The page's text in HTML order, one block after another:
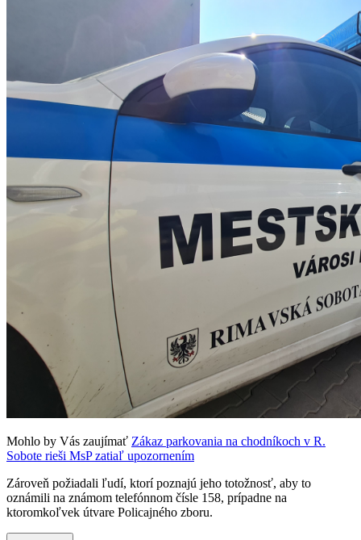
Mohlo by Vás zaujímať Zákaz parkovania na chodníkoch v R.
Sobote rieši MsP zatiaľ upozornením
Zároveň požiadali ľudí, ktorí poznajú jeho totožnosť, aby to
oznámili na známom telefónnom čísle 158, prípadne na
ktoromkoľvek útvare Policajného zboru.